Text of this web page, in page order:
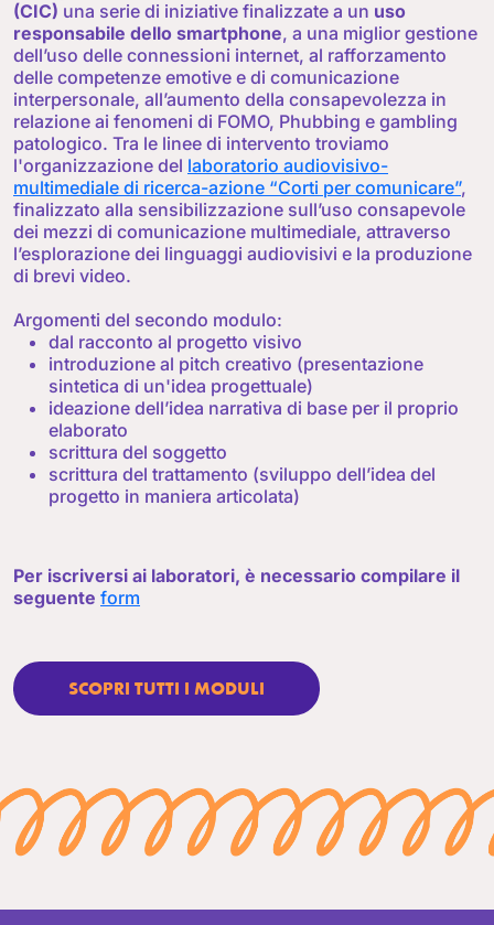
(CIC) una serie di iniziative finalizzate a un uso
responsabile dello smartphone, a una miglior gestione
dell’uso delle connessioni internet, al rafforzamento
delle competenze emotive e di comunicazione
interpersonale, all’aumento della consapevolezza in
relazione ai fenomeni di FOMO, Phubbing e gambling
patologico. Tra le linee di intervento troviamo
l'organizzazione del laboratorio audiovisivo-
multimediale di ricerca-azione “Corti per comunicare”,
finalizzato alla sensibilizzazione sull’uso consapevole
dei mezzi di comunicazione multimediale, attraverso
l’esplorazione dei linguaggi audiovisivi e la produzione
di brevi video.
Argomenti del secondo modulo:
dal racconto al progetto visivo
introduzione al pitch creativo (presentazione
sintetica di un'idea progettuale)
ideazione dell’idea narrativa di base per il proprio
elaborato
scrittura del soggetto
scrittura del trattamento (sviluppo dell’idea del
progetto in maniera articolata)
Per iscriversi ai laboratori, è necessario compilare il
seguente form
SCOPRI TUTTI I MODULI